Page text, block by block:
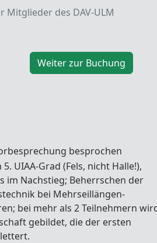
des DAV-ULM
Weiter zur Buchung
besprochen
UIAA-Grad (Fels, nicht Halle!),
im Nachstieg; Beherrschen der
bei Mehrseillängen-
bei mehr als 2 Teilnehmern
gebildet, die der ersten